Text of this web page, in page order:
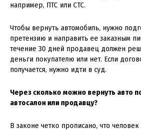
например, ПТС или СТС.
Чтобы вернуть автомобиль, нужно
претензию и направить ее заказным
течение 30 дней продавец должен
деньги покупателю или нет. Если
получается, нужно идти в суд.
Через сколько можно вернуть авто
автосалон или продавцу?
В законе четко прописано, что